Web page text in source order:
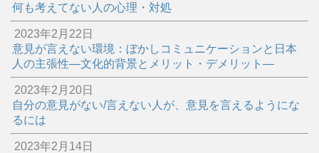
何も考えてない人の心理・対処
2023年2月22日
意見が言えない環境：ぼかしコミュニケーションと日本
人の主張性―文化的背景とメリット・デメリット―
2023年2月20日
自分の意見がない/言えない人が、意見を言えるようにな
るには
2023年2月14日